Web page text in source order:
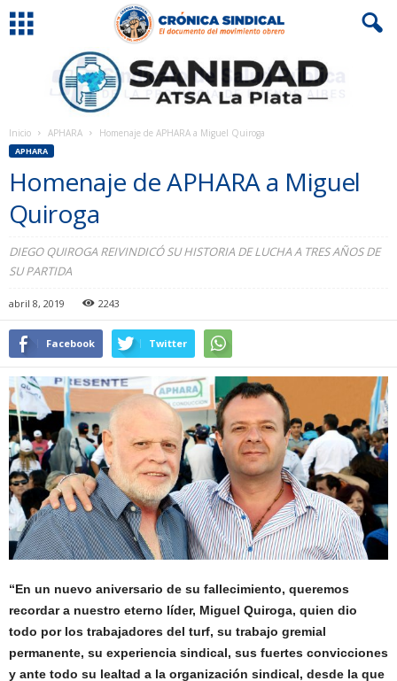
Inicio APHARA Homenaje de APHARA a Miguel Quiroga
APHARA
Homenaje de APHARA a Miguel
Quiroga
DIEGO QUIROGA REIVINDICÓ SU HISTORIA DE LUCHA A TRES AÑOS DE
SU PARTIDA
abril 8, 2019 2243
Facebook Twitter
“En un nuevo aniversario de su fallecimiento, queremos
recordar a nuestro eterno líder, Miguel Quiroga, quien dio
todo por los trabajadores del turf, su trabajo gremial
permanente, su experiencia sindical, sus fuertes convicciones
y ante todo su lealtad a la organización sindical, desde la que